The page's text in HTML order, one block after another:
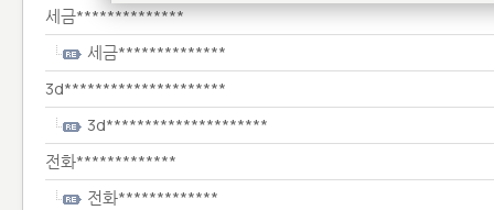
세금**************
세금**************
3d*********************
3d*********************
전화*************
전화*************